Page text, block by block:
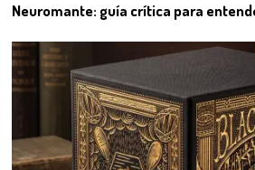
Neuromante: guía crítica para